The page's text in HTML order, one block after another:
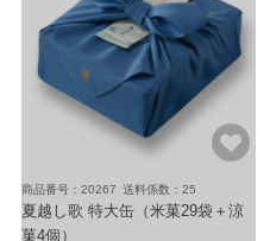
商品番号：20267 送料係数：25
夏越し歌 特大缶（米菓29袋＋涼
菓4個）